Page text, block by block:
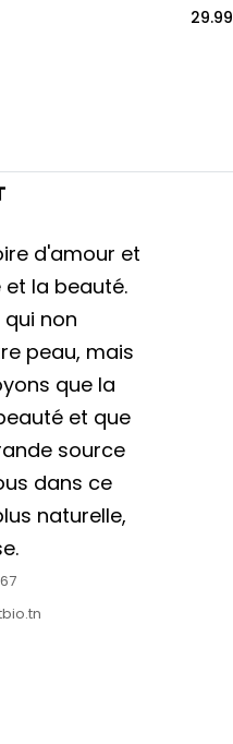
29.99
d'amour et
la beauté.
non
peau, mais
que la
et que
source
dans ce
naturelle,